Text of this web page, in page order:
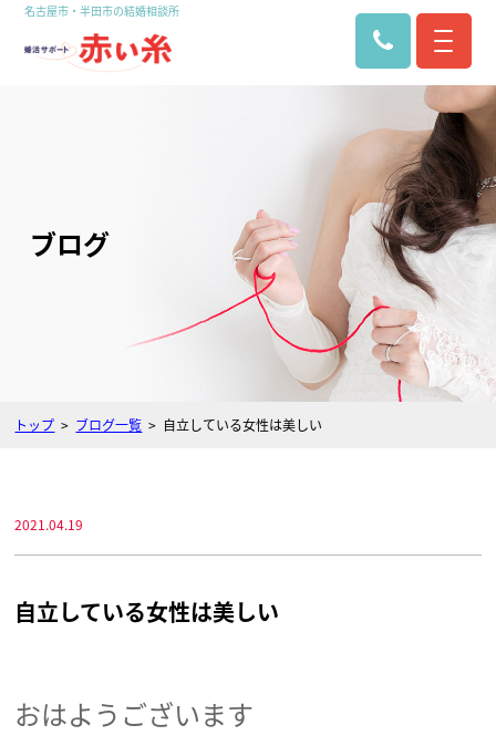
名古屋市・半田市の結婚相談所
ブログ
トップ ブログ一覧 自立している女性は美しい
2021.04.19
自立している女性は美しい
おはようございます